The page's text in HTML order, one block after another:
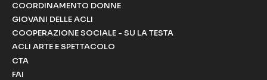
COORDINAMENTO DONNE
GIOVANI DELLE ACLI
COOPERAZIONE SOCIALE - SU LA TESTA
ACLI ARTE E SPETTACOLO
CTA
FAI